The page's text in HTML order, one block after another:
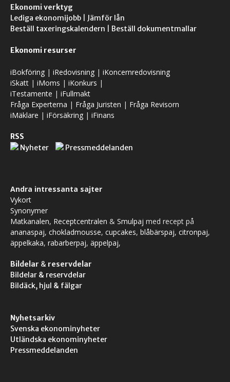
Ekonomi verktyg
Lediga ekonomijobb
Jämför lån
Beställ taxeringskalendern
Beställ dokumentmallar
Ekonomi resurser
iBokföring | iRedovisning | iKoncernredovisning
iSkatt | iMoms | iKonkurs |
iTestamente | iFullmakt
Fråga Experterna | Fråga Juristen | Fråga Revisorn
iMäklare | iFörsäkring | iFinans
RSS
Nyheter
Pressmeddelanden
Andra intressanta sajter
Vykort
Synonymer
Matkanalen, Receptcentralen & Smulpaj med recept på
ananaspaj, chokladmousse, cupcakes, blåbärspaj, citronpaj,
äppelkaka, rabarberpaj, äppelpaj,
Bildelar & reservdelar
Bildelar & reservdelar
Bildäck, hjul & fälgar
Nyhetsarkiv
Svenska ekonominyheter
Utländska ekonominyheter
Pressmeddelanden